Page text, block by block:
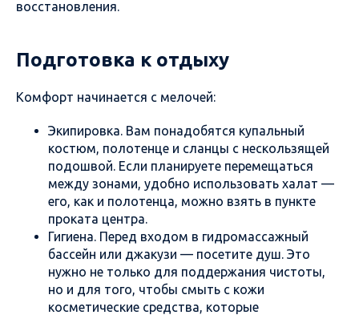
восстановления.
Подготовка к отдыху
Комфорт начинается с мелочей:
Экипировка. Вам понадобятся купальный
костюм, полотенце и сланцы с нескользящей
подошвой. Если планируете перемещаться
между зонами, удобно использовать халат —
его, как и полотенца, можно взять в пункте
проката центра.
Гигиена. Перед входом в гидромассажный
бассейн или джакузи — посетите душ. Это
нужно не только для поддержания чистоты,
но и для того, чтобы смыть с кожи
косметические средства, которые